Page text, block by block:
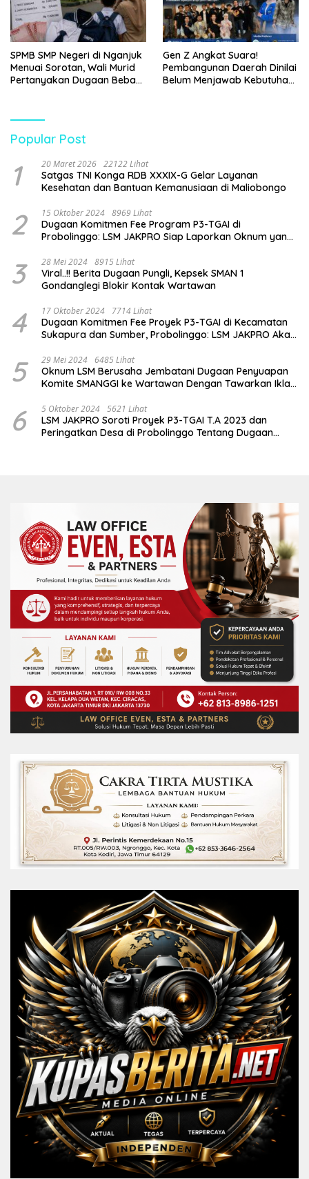
SPMB SMP Negeri di Nganjuk
Menuai Sorotan, Wali Murid
Pertanyakan Dugaan Beban
Pendidikan
Gen Z Angkat Suara!
Pembangunan Daerah Dinilai
Belum Menjawab Kebutuhan
Popular Post
1 20 Maret 2026 22122 Lihat
Satgas TNI Konga RDB XXXIX-G Gelar Layanan
Kesehatan dan Bantuan Kemanusiaan di Maliobongo
2 15 Oktober 2024 8969 Lihat
Dugaan Komitmen Fee Program P3-TGAI di
Probolinggo: LSM JAKPRO Siap Laporkan Oknum yang
3 28 Mei 2024 8915 Lihat
Viral..!! Berita Dugaan Pungli, Kepsek SMAN 1
Gondanglegi Blokir Kontak Wartawan
4 17 Oktober 2024 7714 Lihat
Dugaan Komitmen Fee Proyek P3-TGAI di Kecamatan
Sukapura dan Sumber, Probolinggo: LSM JAKPRO Akan
5 29 Mei 2024 6485 Lihat
Oknum LSM Berusaha Jembatani Dugaan Penyuapan
Komite SMANGGI ke Wartawan Dengan Tawarkan Iklan
6 5 Oktober 2024 5621 Lihat
LSM JAKPRO Soroti Proyek P3-TGAI T.A 2023 dan
Peringatkan Desa di Probolinggo Tentang Dugaan